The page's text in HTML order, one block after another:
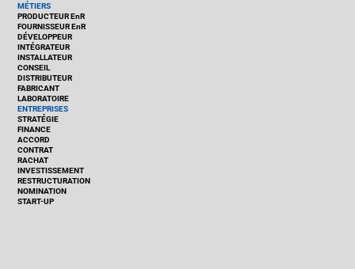
MÉTIERS
PRODUCTEUR EnR
FOURNISSEUR EnR
DÉVELOPPEUR
INTÉGRATEUR
INSTALLATEUR
CONSEIL
DISTRIBUTEUR
FABRICANT
LABORATOIRE
ENTREPRISES
STRATÉGIE
FINANCE
ACCORD
CONTRAT
RACHAT
INVESTISSEMENT
RESTRUCTURATION
NOMINATION
START-UP